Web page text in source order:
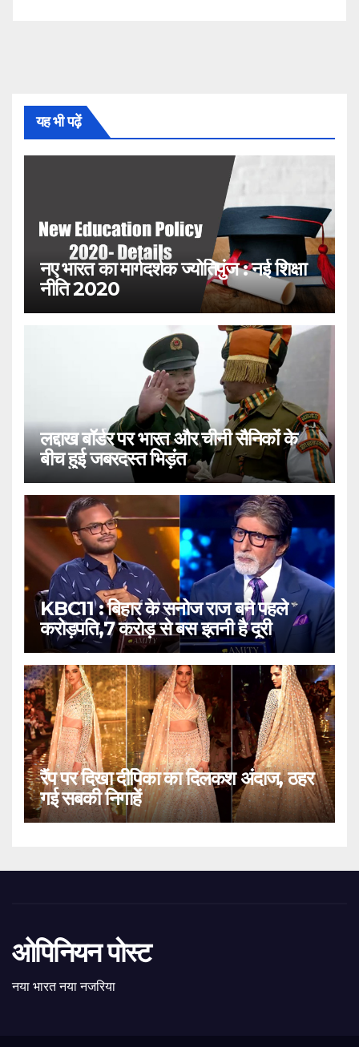
यह भी पढ़ें
नए भारत का मार्गदर्शक ज्योतिपुंज : नई शिक्षा
नीति 2020
लद्दाख बॉर्डर पर भारत और चीनी सैनिकों के
बीच हुई जबरदस्त भिड़ंत
KBC11 : बिहार के सनोज राज बने पहले
करोड़पति,7 करोड़ से बस इतनी है दूरी
रैंप पर दिखा दीपिका का दिलकश अंदाज, ठहर
गई सबकी निगाहें
ओपिनियन पोस्ट
नया भारत नया नजरिया